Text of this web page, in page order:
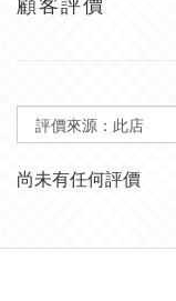
尚未有任何評價